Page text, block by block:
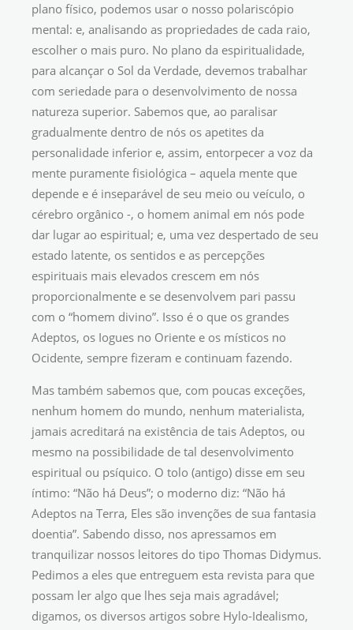
plano físico, podemos usar o nosso polariscópio
mental: e, analisando as propriedades de cada raio,
escolher o mais puro. No plano da espiritualidade,
para alcançar o Sol da Verdade, devemos trabalhar
com seriedade para o desenvolvimento de nossa
natureza superior. Sabemos que, ao paralisar
gradualmente dentro de nós os apetites da
personalidade inferior e, assim, entorpecer a voz da
mente puramente fisiológica – aquela mente que
depende e é inseparável de seu meio ou veículo, o
cérebro orgânico -, o homem animal em nós pode
dar lugar ao espiritual; e, uma vez despertado de seu
estado latente, os sentidos e as percepções
espirituais mais elevados crescem em nós
proporcionalmente e se desenvolvem pari passu
com o “homem divino”. Isso é o que os grandes
Adeptos, os Iogues no Oriente e os místicos no
Ocidente, sempre fizeram e continuam fazendo.
Mas também sabemos que, com poucas exceções,
nenhum homem do mundo, nenhum materialista,
jamais acreditará na existência de tais Adeptos, ou
mesmo na possibilidade de tal desenvolvimento
espiritual ou psíquico. O tolo (antigo) disse em seu
íntimo: “Não há Deus”; o moderno diz: “Não há
Adeptos na Terra, Eles são invenções de sua fantasia
doentia”. Sabendo disso, nos apressamos em
tranquilizar nossos leitores do tipo Thomas Didymus.
Pedimos a eles que entreguem esta revista para que
possam ler algo que lhes seja mais agradável;
digamos, os diversos artigos sobre Hylo-Idealismo,